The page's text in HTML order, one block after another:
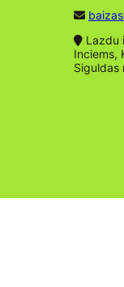
Lazdu
Inciems,
Siguldas